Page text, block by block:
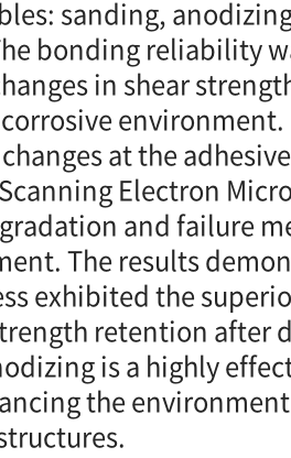
sanding,
bonding reliability
in shear
at the
Electron
and failure
The results
exhibited the
retention after
is a highly
the